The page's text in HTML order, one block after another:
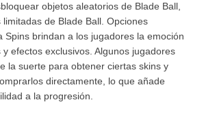
objetos aleatorios de Blade Ball,
de Blade Ball. Opciones
Spins brindan a los jugadores la emoción
efectos exclusivos. Algunos jugadores
la suerte para obtener ciertas skins y
directamente, lo que añade
a la progresión.